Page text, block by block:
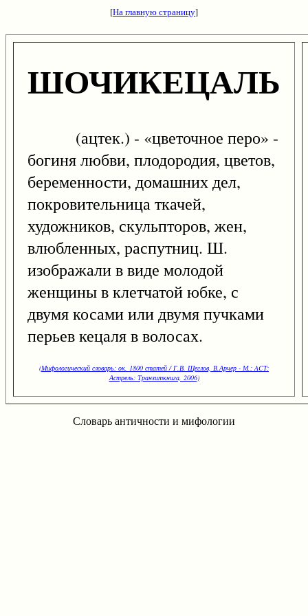
[На главную страницу]
ШОЧИКЕЦАЛЬ
(ацтек.) - «цветочное перо» -
богиня любви, плодородия, цветов,
беременности, домашних дел,
покровительница ткачей,
художников, скульпторов, жен,
влюбленных, распутниц. Ш.
изображали в виде молодой
женщины в клетчатой юбке, с
двумя косами или двумя пучками
перьев кецаля в волосах.
(Мифологический словарь: ок. 1800 статей / Г.В. Щеглов, В.Арчер - М.: ACT:
Астрель: Транзиткнига, 2006)
Словарь античности и мифологии